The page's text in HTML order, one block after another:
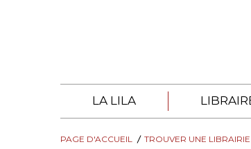
LA LILA
À PROPOS DE LA LILA
PAGE D'ACCUEIL TROUVER UNE LIBRAIRIE